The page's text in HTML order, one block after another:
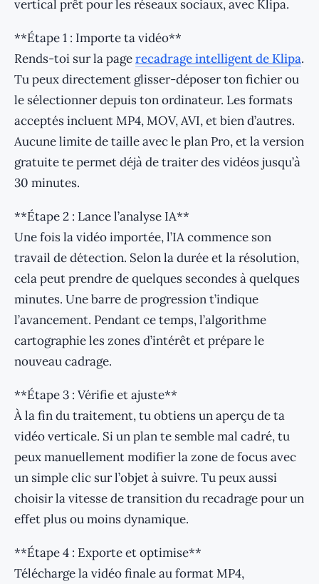
vertical prêt pour les réseaux sociaux, avec Klipa.
**Étape 1 : Importe ta vidéo**
Rends-toi sur la pagerecadrage intelligent de Klipa.
Tu peux directement glisser-déposer ton fichier ou
le sélectionner depuis ton ordinateur. Les formats
acceptés incluent MP4, MOV, AVI, et bien d’autres.
Aucune limite de taille avec le plan Pro, et la version
gratuite te permet déjà de traiter des vidéos jusqu’à
30 minutes.
**Étape 2 : Lance l’analyse IA**
Une fois la vidéo importée, l’IA commence son
travail de détection. Selon la durée et la résolution,
cela peut prendre de quelques secondes à quelques
minutes. Une barre de progression t’indique
l’avancement. Pendant ce temps, l’algorithme
cartographie les zones d’intérêt et prépare le
nouveau cadrage.
**Étape 3 : Vérifie et ajuste**
À la fin du traitement, tu obtiens un aperçu de ta
vidéo verticale. Si un plan te semble mal cadré, tu
peux manuellement modifier la zone de focus avec
un simple clic sur l’objet à suivre. Tu peux aussi
choisir la vitesse de transition du recadrage pour un
effet plus ou moins dynamique.
**Étape 4 : Exporte et optimise**
Télécharge la vidéo finale au format MP4,